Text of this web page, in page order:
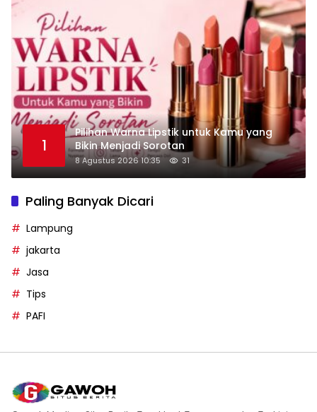
1
Pilihan Warna Lipstik untuk Kamu yang
Bikin Menjadi Sorotan
8 Agustus 2026 10:35 31
Paling Banyak Dicari
Lampung
jakarta
Jasa
Tips
PAFI